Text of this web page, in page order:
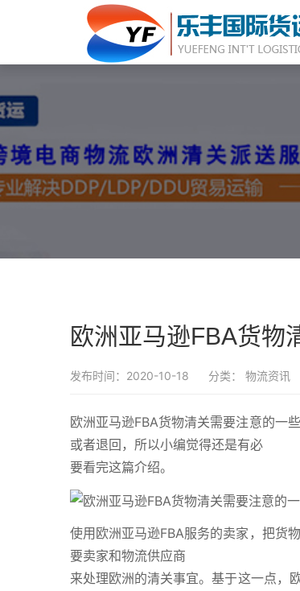
欧洲亚马逊FBA货物
发布时间：2020-10-18 分类： 物流资讯
欧洲亚马逊FBA货物清关需要注意的一
或者退回，所以小编觉得还是有必
要看完这篇介绍。
使用欧洲亚马逊FBA服务的卖家，把货
要卖家和物流供应商
来处理欧洲的清关事宜。基于这一点，